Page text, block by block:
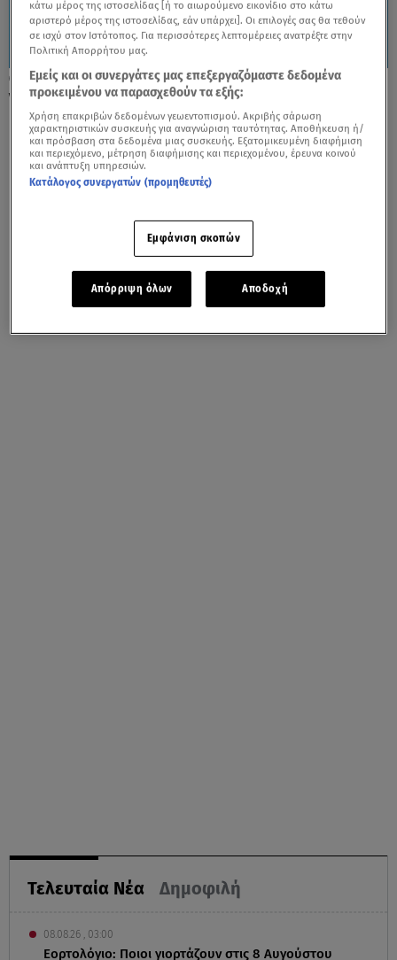
08.05.26, 11:44
VW: Ανεβάζει την εγγύηση στα 10 χρόνια
Τελευταία Νέα Δημοφιλή
08.08.26 , 03:00
Εορτολόγιο: Ποιοι γιορτάζουν στις 8 Αυγούστου
κάτω μέρος της ιστοσελίδας [ή το αιωρούμενο εικονίδιο στο κάτω
αριστερό μέρος της ιστοσελίδας, εάν υπάρχει]. Οι επιλογές σας θα τεθούν
σε ισχύ στον Ιστότοπος. Για περισσότερες λεπτομέρειες ανατρέξτε στην
Πολιτική Απορρήτου μας.
Εμείς και οι συνεργάτες μας επεξεργαζόμαστε δεδομένα
προκειμένου να παρασχεθούν τα εξής:
Χρήση επακριβών δεδομένων γεωεντοπισμού. Ακριβής σάρωση
χαρακτηριστικών συσκευής για αναγνώριση ταυτότητας. Αποθήκευση ή/
και πρόσβαση στα δεδομένα μιας συσκευής. Εξατομικευμένη διαφήμιση
και περιεχόμενο, μέτρηση διαφήμισης και περιεχομένου, έρευνα κοινού
και ανάπτυξη υπηρεσιών.
Κατάλογος συνεργατών (προμηθευτές)
Εμφάνιση σκοπών
Απόρριψη όλων Αποδοχή